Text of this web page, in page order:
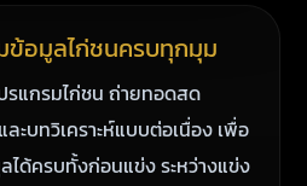
ข้อมูลไก่ชนครบทุกมุม
รแกรมไก่ชน ถ่ายทอดสด
ะบทวิเคราะห์แบบต่อเนื่อง เพื่อ
ได้ครบทั้งก่อนแข่ง ระหว่างแข่ง